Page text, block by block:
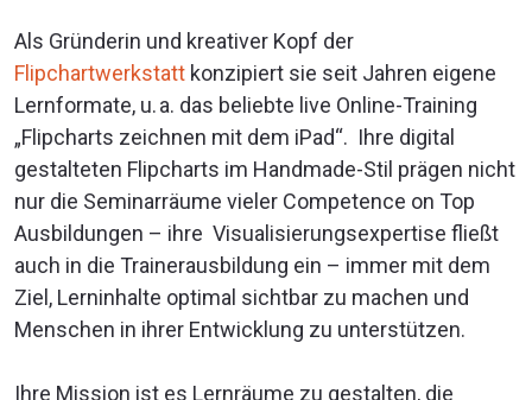
Als Gründerin und kreativer Kopf der
Flipchartwerkstatt konzipiert sie seit Jahren eigene
Lernformate, u. a. das beliebte live Online-Training
„Flipcharts zeichnen mit dem iPad“. Ihre digital
gestalteten Flipcharts im Handmade-Stil prägen nicht
nur die Seminarräume vieler Competence on Top
Ausbildungen – ihre Visualisierungsexpertise fließt
auch in die Trainerausbildung ein – immer mit dem
Ziel, Lerninhalte optimal sichtbar zu machen und
Menschen in ihrer Entwicklung zu unterstützen.
Ihre Mission ist es Lernräume zu gestalten, die